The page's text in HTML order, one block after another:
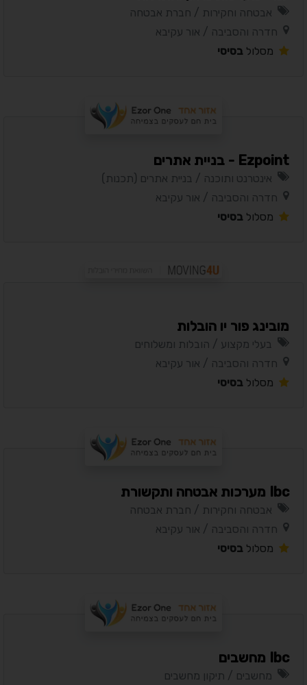
אבטחה וחקירות / חברת אבטחה
חדרה והסביבה / אור עקיבא
מסלול בסיסי
Ezpoint - בניית אתרים
אינטרנט ותוכנה / בניית אתרים (תכנות)
חדרה והסביבה / אור עקיבא
מסלול בסיסי
מובינג פור יו הובלות
בעלי מקצוע / הובלות ומשלוחים
חדרה והסביבה / אור עקיבא
מסלול בסיסי
Ibc מערכות אבטחה ותקשורת
אבטחה וחקירות / חברת אבטחה
חדרה והסביבה / אור עקיבא
מסלול בסיסי
Ibc מחשבים
מחשבים / תיקון מחשבים